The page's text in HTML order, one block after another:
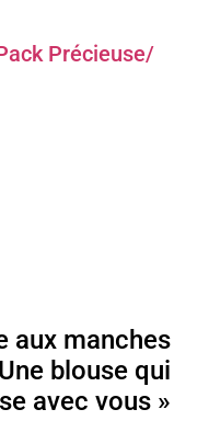
Précieuse/
aux manches
blouse qui
avec vous »